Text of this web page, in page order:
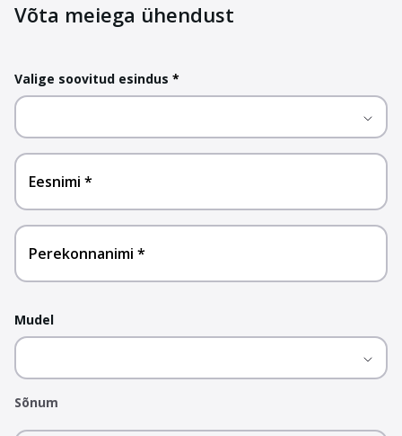
Võta meiega ühendust
Valige soovitud esindus *
Eesnimi
Perekonnanimi
Mudel
Sõnum